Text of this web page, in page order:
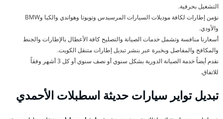
التشغيل بحرفية.
نؤمن إطارات لكافة موديلات السيارات المرسيدس وتويوتا وهواندي والكيا وBMW
والأودي.
أسعارنا منافسة وتشمل خدمات الصيانة والتصليح كافة الأعطال بالإطارات والجنط
والمكافح والمفاصل وبخبرة عبر بنشر تبديل إطارات متنقل الكويت.
نقدم أيضاً خدمة الصيانة الدورية بشكل سنوي أو نصف سنوي أو كل 3 أشهر وفقاً
للاتفاق.
تبديل تواير سيارات حديثة اسطبلات الأحمدي